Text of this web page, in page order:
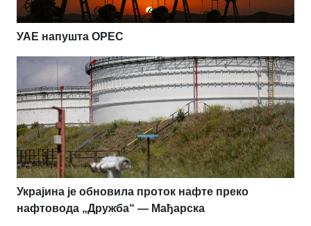
УАЕ напушта OPEC
Украјина је обновила проток нафте преко
нафтовода „Дружба“ — Мађарска